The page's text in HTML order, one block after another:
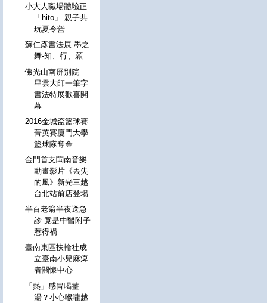
小大人職場體驗正
「hito」 親子共
玩夏令營
蘇仁彥書法展 墨之
舞-知、行、願
佛光山南屏別院
星雲大師一筆字
書法特展歡喜開
幕
2016金城盃籃球賽
菁英賽廈門大學
籃球隊奪金
金門首支閩南音樂
動畫影片《丟失
的風》新光三越
台北站前店登場
半百老翁半夜送急
診 竟是中醫附子
惹得禍
臺南東區扶輪社成
立臺南小兒麻痺
者關懷中心
「熱」感冒喝薑
湯？小心喉嚨越